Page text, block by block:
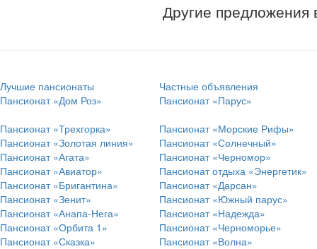
Другие
Лучшие пансионаты
Частные объявления
Пансионат «Дом Роз»
Пансионат «Парус»
Пансионат «Трехгорка»
Пансионат «Морские Рифы»
Пансионат «Золотая линия»
Пансионат «Солнечный»
Пансионат «Агата»
Пансионат «Черномор»
Пансионат «Авиатор»
Пансионат отдыха «Энергетик»
Пансионат «Бригантина»
Пансионат «Дарсан»
Пансионат «Зенит»
Пансионат «Южный парус»
Пансионат «Анапа-Нега»
Пансионат «Надежда»
Пансионат «Орбита 1»
Пансионат «Черноморье»
Пансионат «Сказка»
Пансионат «Волна»